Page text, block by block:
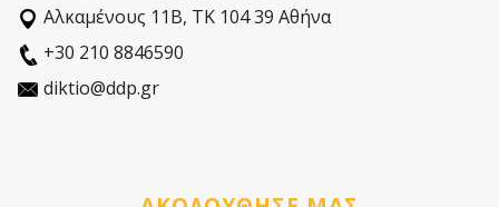
Αλκαµένους 11Β, ΤΚ 104 39 Αθήνα
+30 210 8846590
diktio@ddp.gr